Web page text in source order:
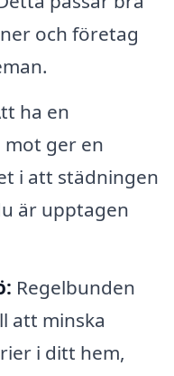
och företag
ha en
ger en
i att städningen
är upptagen
Regelbunden
att minska
i ditt hem,